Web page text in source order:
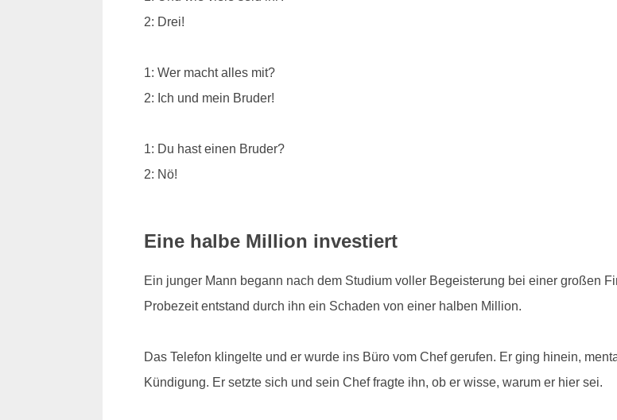
2: Drei!
1: Wer macht alles mit?
2: Ich und mein Bruder!
1: Du hast einen Bruder?
2: Nö!
Eine halbe Million investiert
Ein junger Mann begann nach dem Studium voller Begeisterung bei einer großen
Probezeit entstand durch ihn ein Schaden von einer halben Million.
Das Telefon klingelte und er wurde ins Büro vom Chef gerufen. Er ging hinein,
Kündigung. Er setzte sich und sein Chef fragte ihn, ob er wisse, warum er hier sei.